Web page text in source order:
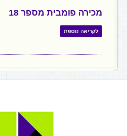
מכירה פומבית מספר 18
לקריאה נוספת